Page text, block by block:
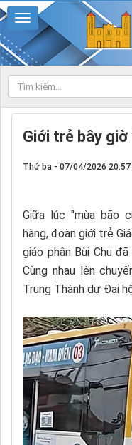
Giới trẻ bây giờ
Thứ ba - 07/04/2026 20:57
Giữa lúc "mùa bão
hàng, đoàn giới trẻ
giáo phận Bùi Chu
Cùng nhau lên
Trung Thành dự Đại